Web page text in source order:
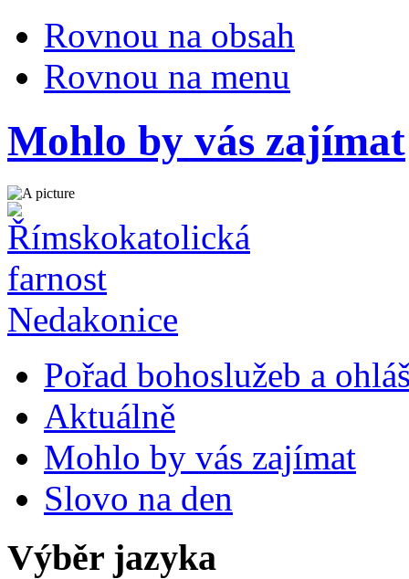
Rovnou na obsah
Rovnou na menu
Mohlo by vás zajímat
Pořad bohoslužeb a
Aktuálně
Mohlo by vás zajímat
Slovo na den
Výběr jazyka